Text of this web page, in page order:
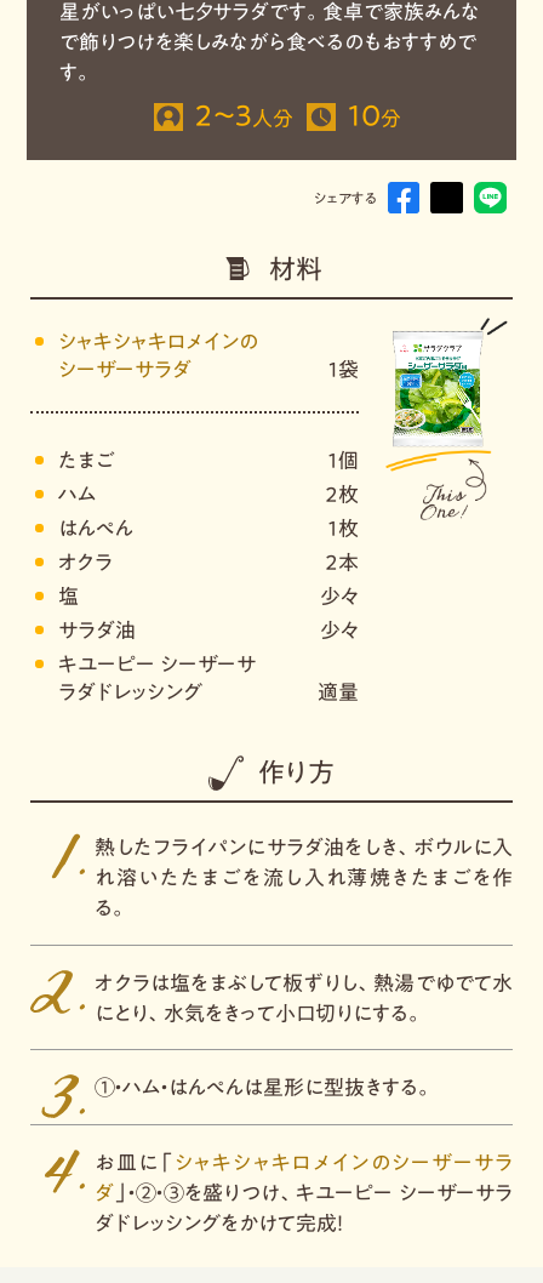
星がいっぱい七夕サラダです。食卓で家族みんな
で飾りつけを楽しみながら食べるのもおすすめで
す。
２～３ 人分 10分
シェアする
材料
シャキシャキロメインの
シーザーサラダ
1袋
たまご
１個
ハム
２枚
はんぺん
１枚
オクラ
２本
塩
少々
サラダ油
少々
キユーピー シーザーサ
ラダドレッシング
適量
作り方
熱したフライパンにサラダ油をしき、ボウルに入
れ溶いたたまごを流し入れ薄焼きたまごを作
る。
オクラは塩をまぶして板ずりし、熱湯でゆでて水
にとり、水気をきって小口切りにする。
①・ハム・はんぺんは星形に型抜きする。
お皿に「
シャキシャキロメインのシーザーサラ
ダ 」・②・③を盛りつけ、キユーピー シーザーサラ
ダドレッシングをかけて完成！